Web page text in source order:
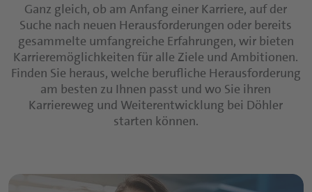
Ganz gleich, ob am Anfang einer Karriere, auf der
Suche nach neuen Herausforderungen oder bereits
gesammelte umfangreiche Erfahrungen, wir bieten
Karrieremöglichkeiten für alle Ziele und Ambitionen.
Finden Sie heraus, welche berufliche Herausforderung
am besten zu Ihnen passt und wo Sie ihren
Karriereweg und Weiterentwicklung bei Döhler
starten können.